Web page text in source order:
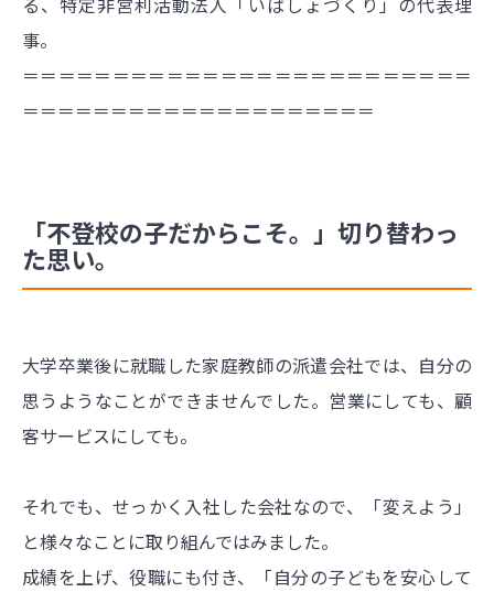
事。
＝＝＝＝＝＝＝＝＝＝＝＝＝＝＝＝＝＝＝＝＝＝＝＝＝
＝＝＝＝＝＝＝＝＝＝＝＝＝＝＝＝＝＝＝＝
「不登校の子だからこそ。」切り替わっ
た思い。
大学卒業後に就職した家庭教師の派遣会社では、自分の
思うようなことができませんでした。営業にしても、顧
客サービスにしても。
それでも、せっかく入社した会社なので、「変えよう」
と様々なことに取り組んではみました。
成績を上げ、役職にも付き、「自分の子どもを安心して